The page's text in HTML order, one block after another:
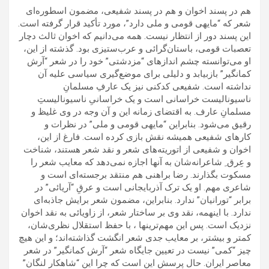
هم در پسند اخوان و هم در پسند شفیعی، مضمون اسطوره‌ای
شعر که “مایه‍ی قومی و ملی دارد”، مورد تأکید قرار گرفته است.
این پسند دور از انتظار نیست. همه می‌دانیم که اخوان ثالث دچار
تعصبات قومی، باستان‌گرائی و عرب‌ستیزی بود. گذشته از این،
او می‌توانسته چشم اندازهای “مزدشتی” خود را در شعر “آرش
کمانگیر” بازبیابد و دلیلی برای موضع‌گیری سیاسی علیه آن
نداشته است. شفیعی کدکنی نیز یک عارفِ مسلمانِ
ناسیونالیست خراسانی است و یک خراسانیِ ناسیونالیستِ
مسلمانِ عارف. به اقتضای زمانه این و آن وجه در وی غلیظ و
رقیق می‌شود. بنابراین “مایه‍ی قومی و ملی” در نظرات و
کارهای شفیعی همیشه نقش بازی کرده است. فارغ از این،
اخوان و شفیعی از اتوریته‌های شعر و نقد شعر هستند، شناخت
و عِرق ِ شاعرانه‌شان به آنها اجازه نمی‌دهد که معایب شعر را
مسکوت بگذارند. رضا براهنی هم منتقد برجسته‌ای است و
شاعری مهم. او یک ترک آذربایجانی است و عرقِ “آریائی” در
برابر “تورانیان” ندارد. بنابراین، مضمون شعر برایش جاذبه‌ای
ندارد. با اینهمه، نقد وی بر ساختار شعر، از زاویائی به نقد اخوان
نزدیک است. پس این مهم‌ترینها ، با حفظ استقلال نظری‌شان،
کمتر و بیشتر، بر معایب جدی شعر انگشت گذاشته‌اند؛ و این هیچ
چیز “کمی” نیست در تعیین جایگاه شعر “آرش کمانگیر” در شعر
معاصر ایران. حال پرسش این است که چرا این “شاهکار لنگان”